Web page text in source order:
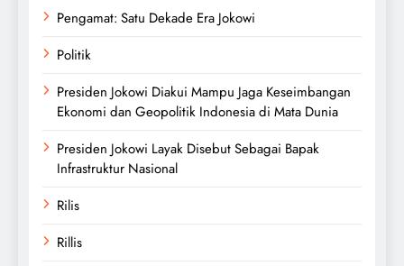
Pengamat: Satu Dekade Era Jokowi
Politik
Presiden Jokowi Diakui Mampu Jaga Keseimbangan
Ekonomi dan Geopolitik Indonesia di Mata Dunia
Presiden Jokowi Layak Disebut Sebagai Bapak
Infrastruktur Nasional
Rilis
Rillis